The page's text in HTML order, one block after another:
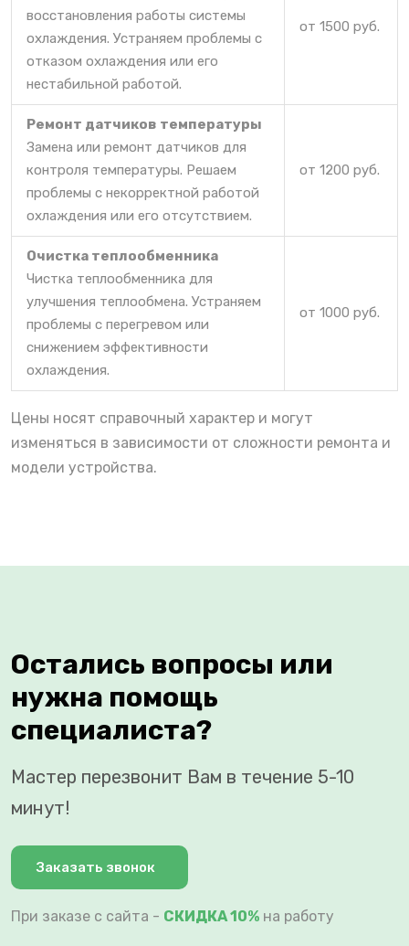
восстановления работы системы
охлаждения. Устраняем проблемы с
отказом охлаждения или его
нестабильной работой.
от 1500 руб.
Ремонт датчиков температуры
Замена или ремонт датчиков для
контроля температуры. Решаем
проблемы с некорректной работой
охлаждения или его отсутствием.
от 1200 руб.
Очистка теплообменника
Чистка теплообменника для
улучшения теплообмена. Устраняем
проблемы с перегревом или
снижением эффективности
охлаждения.
от 1000 руб.
Цены носят справочный характер и могут
изменяться в зависимости от сложности ремонта и
модели устройства.
Остались вопросы или
нужна помощь
специалиста?
Мастер перезвонит Вам в течение 5-10
минут!
Заказать звонок
При заказе с сайта - СКИДКА 10% на работу